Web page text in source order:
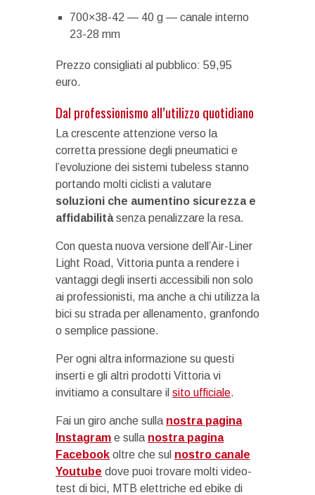
700×38-42 — 40 g — canale interno
23-28 mm
Prezzo consigliati al pubblico: 59,95
euro.
Dal professionismo all’utilizzo quotidiano
La crescente attenzione verso la
corretta pressione degli pneumatici e
l’evoluzione dei sistemi tubeless stanno
portando molti ciclisti a valutare
soluzioni che aumentino sicurezza e
affidabilitàsenza penalizzare la resa.
Con questa nuova versione dell’Air-Liner
Light Road, Vittoria punta a rendere i
vantaggi degli inserti accessibili non solo
ai professionisti, ma anche a chi utilizza la
bici su strada per allenamento, granfondo
o semplice passione.
Per ogni altra informazione su questi
inserti e gli altri prodotti Vittoria vi
invitiamo a consultare il sito ufficiale.
Fai un giro anche sulla nostra pagina
Instagram e sulla nostra pagina
Facebook oltre che sul nostro canale
Youtube dove puoi trovare molti video-
test di bici, MTB elettriche ed ebike di